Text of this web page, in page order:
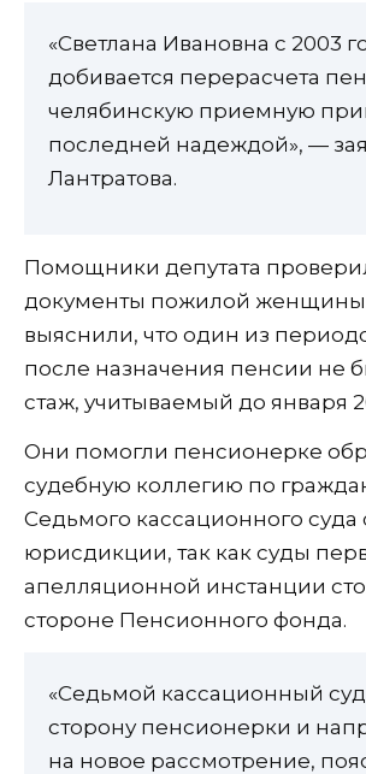
«Светлана Ивановна с 2003
добивается перерасчета
челябинскую приемную
последней надеждой», —
Лантратова.
Помощники депутата
документы пожилой
выяснили, что один из
после назначения пенсии не
стаж, учитываемый до января
Они помогли пенсионерке
судебную коллегию по
Седьмого кассационного
юрисдикции, так как суды
апелляционной инстанции
стороне Пенсионного фонда.
«Седьмой кассационный суд
сторону пенсионерки и
на новое рассмотрение,